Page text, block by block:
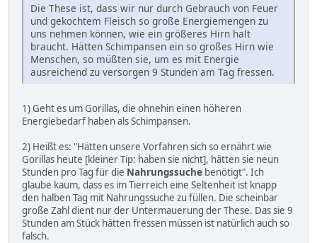
Die These ist, dass wir nur durch Gebrauch von Feuer
und gekochtem Fleisch so große Energiemengen zu
uns nehmen können, wie ein größeres Hirn halt
braucht. Hätten Schimpansen ein so großes Hirn wie
Menschen, so müßten sie, um es mit Energie
ausreichend zu versorgen 9 Stunden am Tag fressen.
1) Geht es um Gorillas, die ohnehin einen höheren
Energiebedarf haben als Schimpansen.
2) Heißt es: "Hätten unsere Vorfahren sich so ernährt wie
Gorillas heute [kleiner Tip: haben sie nicht], hätten sie neun
Stunden pro Tag für die Nahrungssuche benötigt". Ich
glaube kaum, dass es im Tierreich eine Seltenheit ist knapp
den halben Tag mit Nahrungssuche zu füllen. Die scheinbar
große Zahl dient nur der Untermauerung der These. Das sie 9
Stunden am Stück hätten fressen müssen ist natürlich auch so
falsch.